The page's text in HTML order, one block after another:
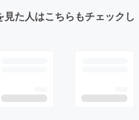
見た人はこちらもチェックし